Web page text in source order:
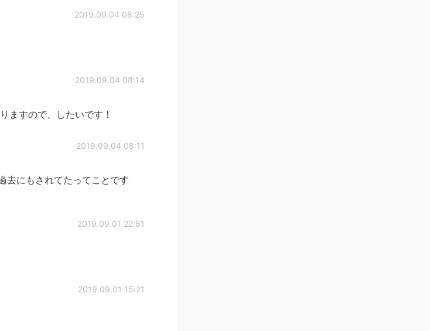
2019.09.04 08:25
2019.09.04 08:14
ますので、したいです！
2019.09.04 08:11
去にもされてたってことです
2019.09.01 22:51
2019.09.01 15:21